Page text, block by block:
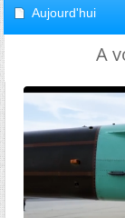
Aujourd'hui
A